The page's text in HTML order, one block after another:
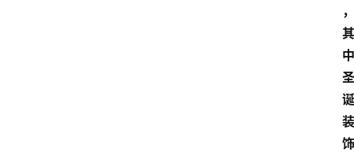
，
其
中
圣
诞
装
饰